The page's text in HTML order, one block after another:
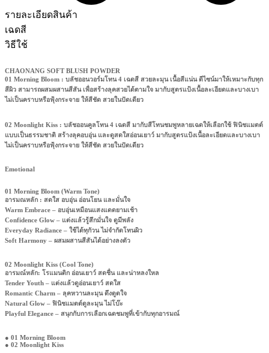
รายละเอียดสินค้า
เฉดสี
วิธีใช้
CHAONANG SOFT BLUSH POWDER
01 Morning Bloom : บลัชออนวอร์มโทน 4 เฉดสี สวยละมุน เนื้อสีแน่น ดีไซน์มาให้เหมาะกับทุก
สีผิว สามารถผสมผสานสีสัน เพื่อสร้างลุคสวยได้ตามใจ มากับสูตรแป้งเนื้อละเอียดและบางเบา
ไม่เป็นคราบหรือฟุ้งกระจาย ให้สีชัด สวยในปัดเดียว
02 Moonlight Kiss : บลัชออนคูลโทน 4 เฉดสี มากับสีโทนชมพูหลายเฉดให้เลือกใช้ ฟินิชแมตต์
แบบเป็นธรรมชาติ สร้างลุคอบอุ่น และดูสดใสอ่อนเยาว์ มากับสูตรแป้งเนื้อละเอียดและบางเบา
ไม่เป็นคราบหรือฟุ้งกระจาย ให้สีชัด สวยในปัดเดียว
Emotional
01 Morning Bloom (Warm Tone)
อารมณหลัก : สดใส อบอุ่น อ่อนโยน และมั่นใจ
Warm Embrace – อบอุ่นเหมือนแสงแดดยามเช้า
Confidence Glow – แต่งแล้วรู้สึกมั่นใจ ดูมีพลัง
Everyday Radiance – ใช้ได้ทุกัวน ไม่จำกัดโทนผิว
Soft Harmony – ผสมผสานสีสันได้อย่างลงตัว
02 Moonlight Kiss (Cool Tone)
อารมณ์หลัก: โรแมนติก อ่อนเยาว์ สดชื่น และน่าหลงใหล
Tender Youth – แต่งแล้วดูอ่อนเยาว์ สดใส
Romantic Charm – ลุคหวานละมุน ดึงดูดใจ
Natural Glow – ฟินิชแมตต์ดูละมุน ไม่โบ๊ะ
Playful Elegance – สนุกกับการเลือกเฉดชมพูที่เข้ากับทุกอารมณ์
● 01 Morning Bloom
● 02 Moonlight Kiss